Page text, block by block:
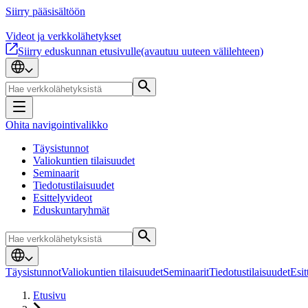
Siirry pääsisältöön
Videot ja verkkolähetykset
Siirry eduskunnan etusivulle(avautuu uuteen välilehteen)
Ohita navigointivalikko
Täysistunnot
Valiokuntien tilaisuudet
Seminaarit
Tiedotustilaisuudet
Esittelyvideot
Eduskuntaryhmät
TäysistunnotValiokuntien tilaisuudetSeminaaritTiedotustilaisuudet
Etusivu